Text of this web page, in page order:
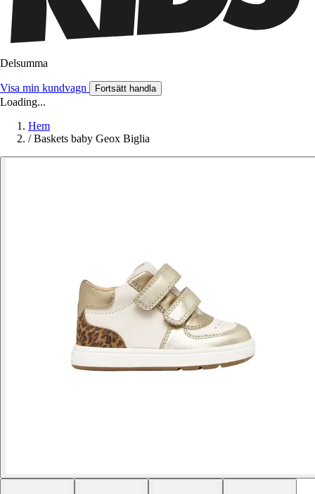
Delsumma
Visa min kundvagn Fortsätt handla
Loading...
Hem
/ Baskets baby Geox Biglia